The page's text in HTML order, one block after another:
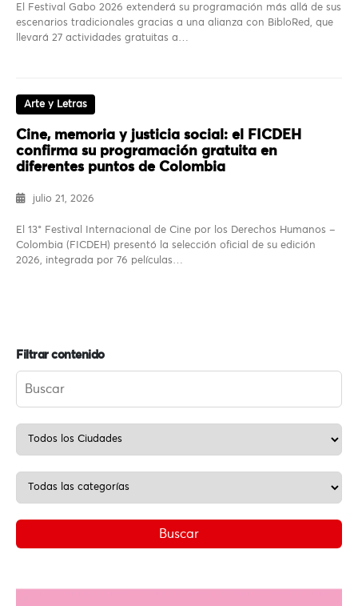
El Festival Gabo 2026 extenderá su programación más allá de sus
escenarios tradicionales gracias a una alianza con BibloRed, que
llevará 27 actividades gratuitas a…
Arte y Letras
Cine, memoria y justicia social: el FICDEH
confirma su programación gratuita en
diferentes puntos de Colombia
julio 21, 2026
El 13° Festival Internacional de Cine por los Derechos Humanos –
Colombia (FICDEH) presentó la selección oficial de su edición
2026, integrada por 76 películas…
Filtrar contenido